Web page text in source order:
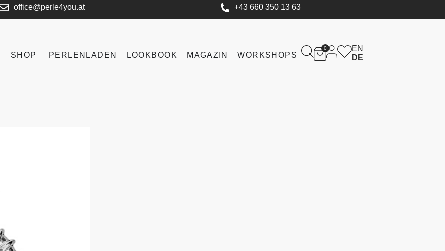
office@perle4you.at +43 660 350 13 63
SHOP PERLENLADEN LOOKBOOK MAGAZIN WORKSHOPS
0
EN
DE